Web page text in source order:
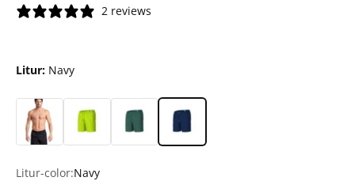
2 reviews
Litur: Navy
Litur-color:Navy